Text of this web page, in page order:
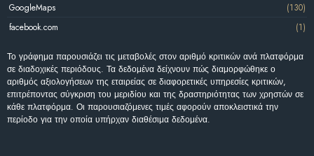
GoogleMaps
(130)
facebook.com
(1)
Το γράφημα παρουσιάζει τις μεταβολές στον αριθμό κριτικών ανά πλατφόρμα
σε διαδοχικές περιόδους. Τα δεδομένα δείχνουν πώς διαμορφώθηκε ο
αριθμός αξιολογήσεων της εταιρείας σε διαφορετικές υπηρεσίες κριτικών,
επιτρέποντας σύγκριση του μεριδίου και της δραστηριότητας των χρηστών σε
κάθε πλατφόρμα. Οι παρουσιαζόμενες τιμές αφορούν αποκλειστικά την
περίοδο για την οποία υπήρχαν διαθέσιμα δεδομένα.